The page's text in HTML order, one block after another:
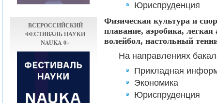
ВСЕРОССИЙСКИЙ
ФЕСТИВАЛЬ НАУКИ
NAUKA 0+
Юриспруденция
Физическая культура и
плавание, аэробика,
волейбол, настольный
На направлениях
Прикладная
Экономика
Юриспруденция